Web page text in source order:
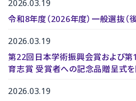
2026.03.19
令和8年度（2026年度）一般選抜（
2026.03.19
第22回日本学術振興会賞および
育志賞 受賞者への記念品贈呈式
2026.03.19